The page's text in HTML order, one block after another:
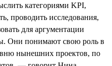
категориями KPI,
проводить исследования,
для аргументации
Они понимают свою роль в
нынешних проектов, по